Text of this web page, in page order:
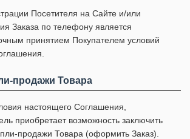
Посетителя на Сайте и/или
Заказа по телефону является
принятием Покупателем условий
продажи Товара
настоящего Соглашения,
приобретает возможность заключить
продажи Товара (оформить Заказ).